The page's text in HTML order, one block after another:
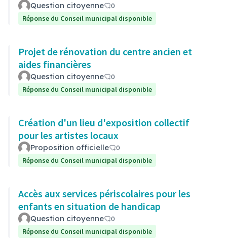
Question citoyenne
0
Réponse du Conseil municipal disponible
Projet de rénovation du centre ancien et
aides financières
Question citoyenne
0
Réponse du Conseil municipal disponible
Création d'un lieu d'exposition collectif
pour les artistes locaux
Proposition officielle
0
Réponse du Conseil municipal disponible
Accès aux services périscolaires pour les
enfants en situation de handicap
Question citoyenne
0
Réponse du Conseil municipal disponible